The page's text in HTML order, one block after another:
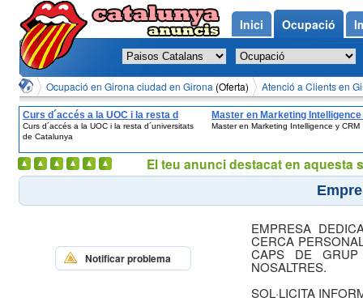
Ocupació en Girona ciudad en Girona (Oferta) Atenció a Clients en
Curs d´accés a la UOC i la resta d
´universitats de Catalunya
Curs d´accés a la UOC i la resta d´universitats
de Catalunya
Master en Marketing
CRM
Master en Marketing Intelligence y CRM
EMPRESA
CERCA
CAPS DE
NOSALTRES.
SOL·LICITA
Notificar problema
Inici Ocupació
El teu anunci destacat en aquesta